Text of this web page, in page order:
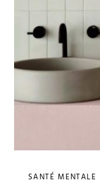
SANTÉ MENTALE